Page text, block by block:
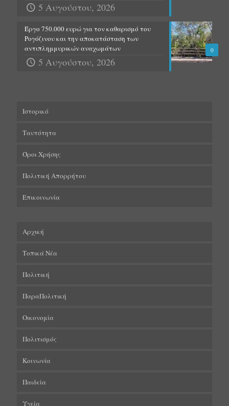
5 Αυγούστου, 2026
0
Έργο 750.000 ευρώ για τον καθαρισμό του
Ρογόζινου και την αποκατάσταση των
αντιπλημμυρικών αναχωμάτων
5 Αυγούστου, 2026
Ιστορικό
Ταυτότητα
Όροι Χρήσης
Πολιτική Απορρήτου
Επικοινωνία
Αρχική
Τοπικά Νέα
Πολιτική
ΠαραΠολιτική
Οικονομία
Πολιτισμός
Κοινωνία
Παιδεία
Υγεία